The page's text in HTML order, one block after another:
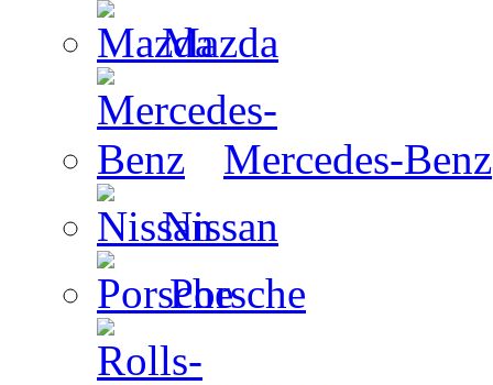
Mazda
Mercedes-Benz
Nissan
Porsche